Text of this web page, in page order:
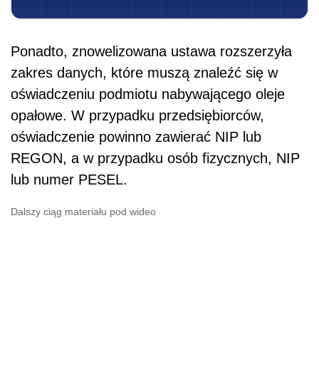
Ponadto, znowelizowana ustawa rozszerzyła
zakres danych, które muszą znaleźć się w
oświadczeniu podmiotu nabywającego oleje
opałowe. W przypadku przedsiębiorców,
oświadczenie powinno zawierać NIP lub
REGON, a w przypadku osób fizycznych, NIP
lub numer PESEL.
Dalszy ciąg materiału pod wideo